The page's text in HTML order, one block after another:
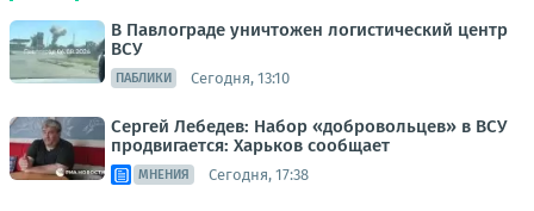
В Павлограде уничтожен логистический центр
ВСУ
ПАБЛИКИ Сегодня, 13:10
Сергей Лебедев: Набор «добровольцев» в ВСУ
продвигается: Харьков сообщает
МНЕНИЯ Сегодня, 17:38